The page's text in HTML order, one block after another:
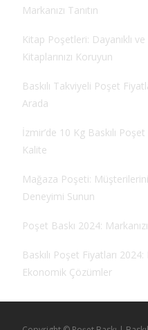
Markanızı Tanıtın
Kitap Poşetleri: Dayanıklı
Kitaplarınızı Koruyun
Baskılı Takviyeli Poşet
Arada
İzmir’de 10 Kg Baskılı
Kalite
Mağaza Poşeti:
Deneyimi Sunun
Poşet Baskı 2024:
Baskılı Poşet Fiyatları
Ekonomik Çözümler